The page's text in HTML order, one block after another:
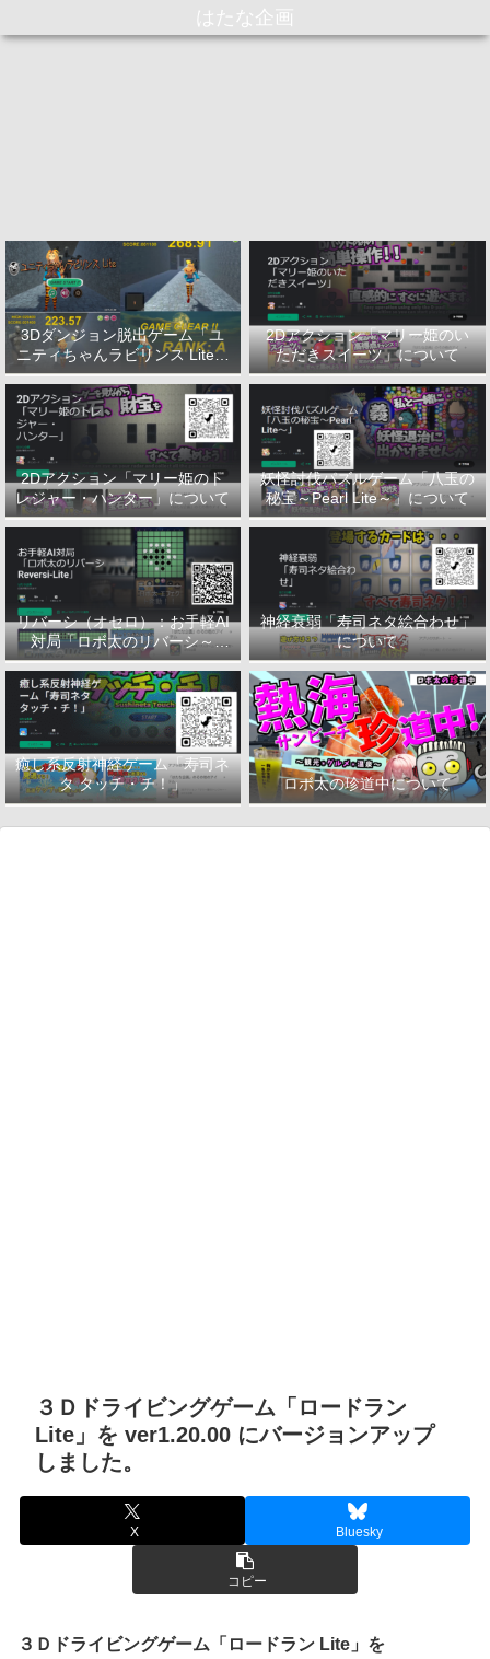
はたな企画
3Dダンジョン脱出ゲーム「ユ
ニティちゃんラビリンス Lite」
について
2Dアクション「マリー姫のい
ただきスイーツ」について
2Dアクション「マリー姫のト
レジャー・ハンター」について
妖怪討伐パズルゲーム「八玉の
秘宝～Pearl Lite～」について
リバーシ（オセロ）：お手軽AI
対局「ロボ太のリバーシ～
Reversi-Lite～」について
神経衰弱「寿司ネタ絵合わせ」
について
癒し系反射神経ゲーム「寿司ネ
タ タッチ・チ！」
ロボ太の珍道中について
３Ｄドライビングゲーム「ロードラン
Lite」を ver1.20.00 にバージョンアップ
しました。
X Bluesky
コピー
３Ｄドライビングゲーム「ロードラン Lite」を